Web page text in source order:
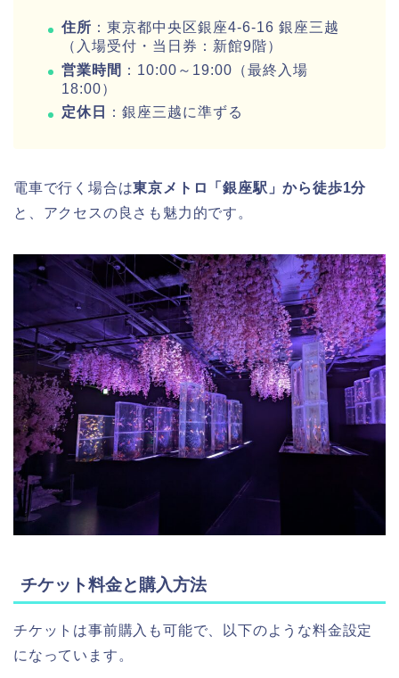
住所 ：東京都中央区銀座4-6-16 銀座三越
（入場受付・当日券：新館9階）
営業時間 ：10:00～19:00（最終入場
18:00）
定休日
：銀座三越に準ずる
電車で行く場合は東京メトロ「銀座駅」から徒歩1分
と、アクセスの良さも魅力的です。
チケット料金と購入方法
チケットは事前購入も可能で、以下のような料金設定
になっています。